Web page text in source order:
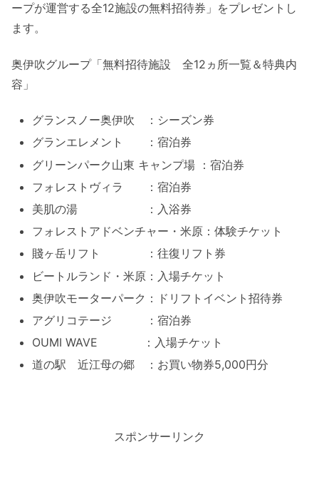
ープが運営する全12施設の無料招待券」をプレゼントし
ます。
奥伊吹グループ「無料招待施設 全12ヵ所一覧＆特典内
容」
グランスノー奥伊吹 ：シーズン券
グランエレメント ：宿泊券
グリーンパーク山東 キャンプ場 ：宿泊券
フォレストヴィラ ：宿泊券
美肌の湯 ：入浴券
フォレストアドベンチャー・米原：体験チケット
賤ヶ岳リフト ：往復リフト券
ビートルランド・米原：入場チケット
奥伊吹モーターパーク：ドリフトイベント招待券
アグリコテージ ：宿泊券
OUMI WAVE ：入場チケット
道の駅 近江母の郷 ：お買い物券5,000円分
スポンサーリンク